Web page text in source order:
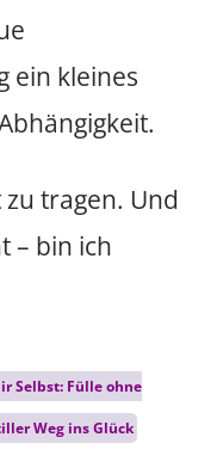
ein kleines
tragen. Und
– bin ich
Selbst: Fülle ohne
Weg ins Glück